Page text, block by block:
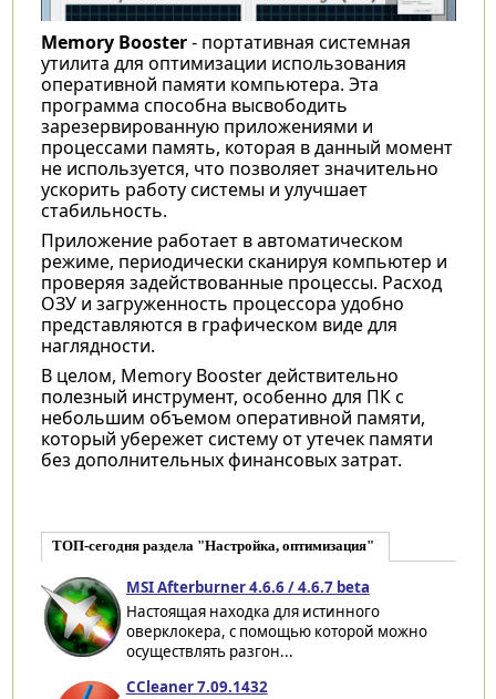
Memory Booster- портативная системная
утилита для оптимизации использования
оперативной памяти компьютера. Эта
программа способна высвободить
зарезервированную приложениями и
процессами память, которая в данный момент
не используется, что позволяет значительно
ускорить работу системы и улучшает
стабильность.
Приложение работает в автоматическом
режиме, периодически сканируя компьютер и
проверяя задействованные процессы. Расход
ОЗУ и загруженность процессора удобно
представляются в графическом виде для
наглядности.
В целом, Memory Boosterдействительно
полезный инструмент, особенно для ПК с
небольшим объемом оперативной памяти,
который убережет систему от утечек памяти
без дополнительных финансовых затрат.
ТОП-сегодня раздела "Настройка, оптимизация"
MSI Afterburner 4.6.6 / 4.6.7 beta
Настоящая находка для истинного
оверклокера, с помощью которой можно
осуществлять разгон...
CCleaner 7.09.1432